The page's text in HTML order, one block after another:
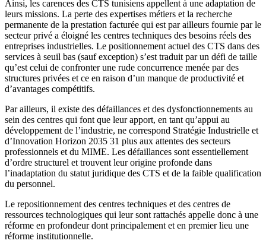
Ainsi, les carences des CTS tunisiens appellent à une adaptation de
leurs missions. La perte des expertises métiers et la recherche
permanente de la prestation facturée qui est par ailleurs fournie par le
secteur privé a éloigné les centres techniques des besoins réels des
entreprises industrielles. Le positionnement actuel des CTS dans des
services à seuil bas (sauf exception) s’est traduit par un défi de taille
qu’est celui de confronter une rude concurrence menée par des
structures privées et ce en raison d’un manque de productivité et
d’avantages compétitifs.
Par ailleurs, il existe des défaillances et des dysfonctionnements au
sein des centres qui font que leur apport, en tant qu’appui au
développement de l’industrie, ne correspond Stratégie Industrielle et
d’Innovation Horizon 2035 31 plus aux attentes des secteurs
professionnels et du MIME. Les défaillances sont essentiellement
d’ordre structurel et trouvent leur origine profonde dans
l’inadaptation du statut juridique des CTS et de la faible qualification
du personnel.
Le repositionnement des centres techniques et des centres de
ressources technologiques qui leur sont rattachés appelle donc à une
réforme en profondeur dont principalement et en premier lieu une
réforme institutionnelle.